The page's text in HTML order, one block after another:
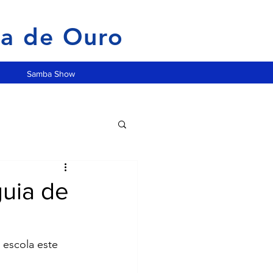
de Ouro
Samba Show
de
este